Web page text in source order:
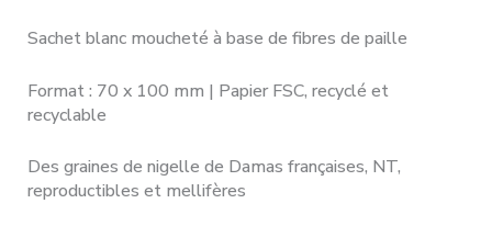
Sachet blanc moucheté à base de fibres de paille
Format : 70 x 100 mm | Papier FSC, recyclé et
recyclable
Des graines de nigelle de Damas françaises, NT,
reproductibles et mellifères